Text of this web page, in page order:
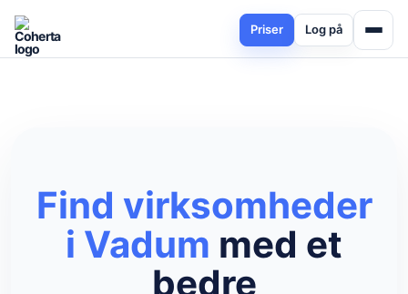
Priser Log på
Find virksomheder
i Vadum med et
bedre